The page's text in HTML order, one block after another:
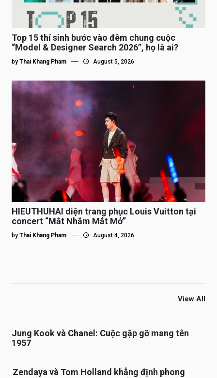
Top 15 thí sinh bước vào đêm chung cuộc
“Model & Designer Search 2026”, họ là ai?
by Thai Khang Pham August 5, 2026
HIEUTHUHAI diện trang phục Louis Vuitton tại
concert “Mắt Nhắm Mắt Mở”
by Thai Khang Pham August 4, 2026
View All
Jung Kook và Chanel: Cuộc gặp gỡ mang tên
1957
Zendaya và Tom Holland khẳng định phong